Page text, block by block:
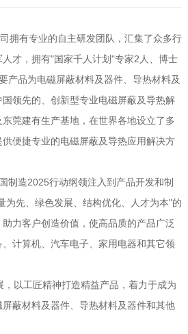
拥有专业的自主研发团队，汇集了众多行
才，拥有"国家千人计划"专家2人、博士
产品为电磁屏蔽材料及器件、导热材料及
领先的、创新型专业电磁屏蔽及导热解
莞建有生产基地，在世界各地设立了多
便捷专业的电磁屏蔽及导热应用解决方
造2025行动纲领注入到产品开发和制
为先、绿色发展、结构优化、人才为本"的
力客户创造价值，使高品质的产品广泛
计算机、汽车电子、家用电器和其它领
以工匠精神打造精益产品，着力于成为
蔽材料及器件、导热材料及器件和其他